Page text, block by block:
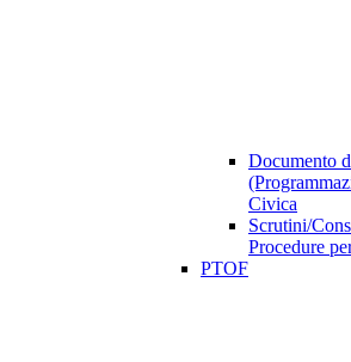
Documento
Civica
Scrutini/
Procedure
PTOF